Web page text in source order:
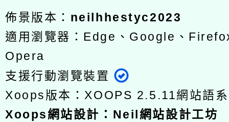
佈景版本： neilhhestyc2023
適用瀏覽器：Edge、Google、
Opera
支援行動瀏覽裝置
Xoops版本： XOOPS 2.5.11網站語
Xoops網站設計 ： Neil網站設計工坊